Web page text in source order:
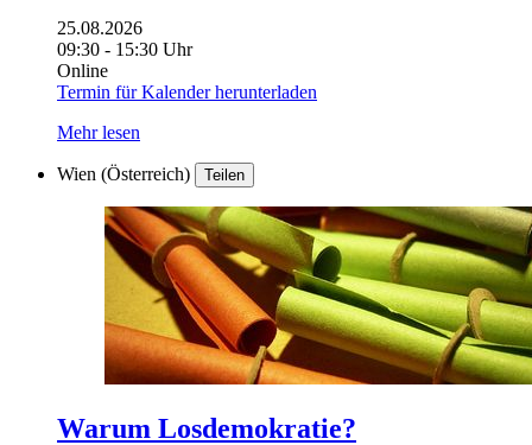
25.08.2026
09:30 - 15:30 Uhr
Online
Termin für Kalender herunterladen
Mehr lesen
Wien (Österreich) Teilen
Warum Losdemokratie?